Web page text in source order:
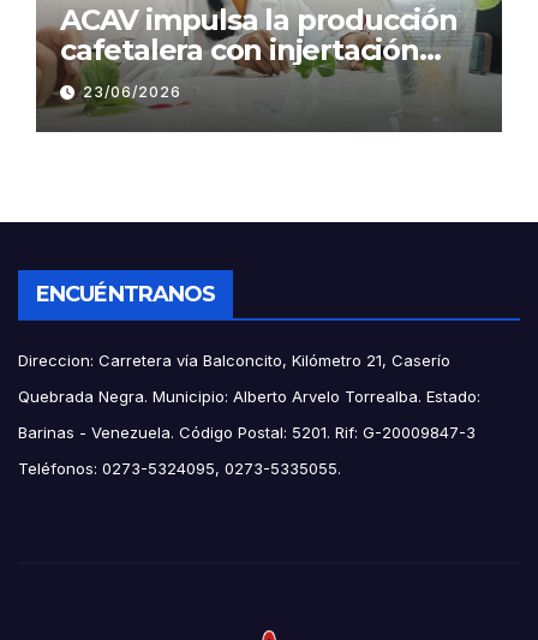
ACAV impulsa la producción
cafetalera con injertación
hipocotiledonaria
23/06/2026
ENCUÉNTRANOS
Direccion: Carretera vía Balconcito, Kilómetro 21, Caserío
Quebrada Negra. Municipio: Alberto Arvelo Torrealba. Estado:
Barinas - Venezuela. Código Postal: 5201. Rif: G-20009847-3
Teléfonos: 0273-5324095, 0273-5335055.